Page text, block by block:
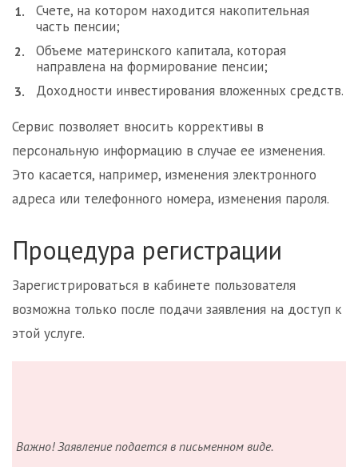
Счете, на котором находится накопительная
часть пенсии;
Объеме материнского капитала, которая
направлена на формирование пенсии;
Доходности инвестирования вложенных средств.
Сервис позволяет вносить коррективы в
персональную информацию в случае ее изменения.
Это касается, например, изменения электронного
адреса или телефонного номера, изменения пароля.
Процедура регистрации
Зарегистрироваться в кабинете пользователя
возможна только после подачи заявления на доступ к
этой услуге.
Важно! Заявление подается в письменном виде.